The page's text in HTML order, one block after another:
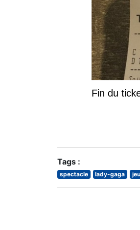
Fin du
Tags :
spectacle lady-gaga